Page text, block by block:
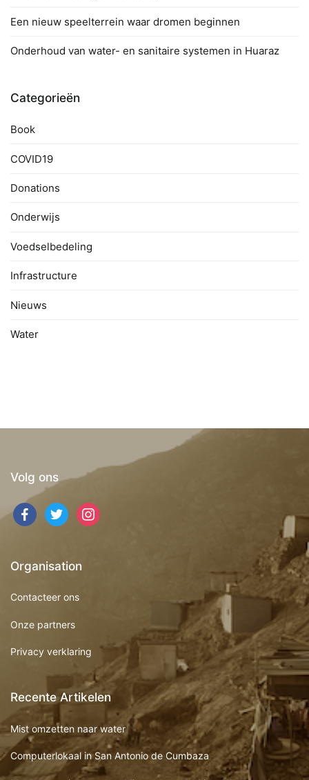
Een nieuw speelterrein waar dromen beginnen
Onderhoud van water- en sanitaire systemen in Huaraz
Categorieën
Book
COVID19
Donations
Onderwijs
Voedselbedeling
Infrastructure
Nieuws
Water
Volg ons
Organisation
Contacteer ons
Onze partners
Privacy verklaring
Recente Artikelen
Mist omzetten naar water
Computerlokaal in San Antonio de Cumbaza